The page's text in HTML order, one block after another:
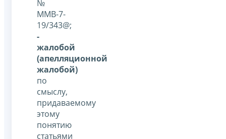
№
ММВ-7-
19/343@;
-
жалобой
(апелляционной
жалобой)
по
смыслу,
придаваемому
этому
понятию
статьями